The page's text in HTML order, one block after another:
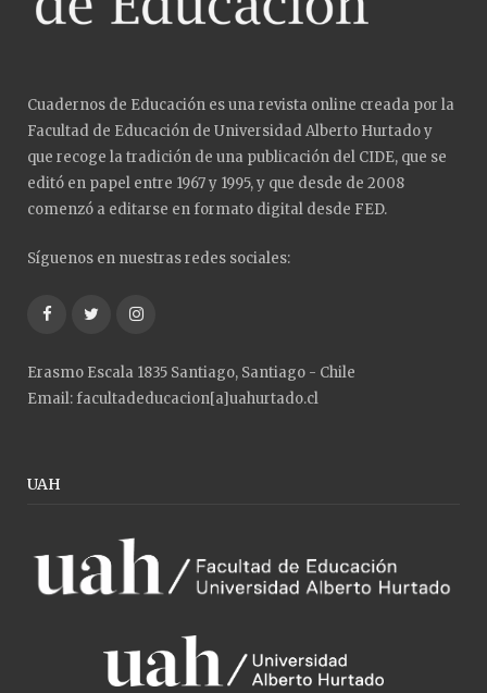
Cuadernos de Educación es una revista online creada por la
Facultad de Educación de Universidad Alberto Hurtado y
que recoge la tradición de una publicación del CIDE, que se
editó en papel entre 1967 y 1995, y que desde de 2008
comenzó a editarse en formato digital desde FED.
Síguenos en nuestras redes sociales:
FacebookTwitterInstagram
Erasmo Escala 1835 Santiago, Santiago - Chile
Email: facultadeducacion[a]uahurtado.cl
UAH